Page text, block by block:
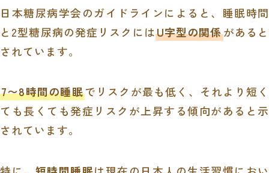
日本糖尿病学会のガイドラインによると、睡眠時間
と2型糖尿病の発症リスクにはU字型の関係があると
されています。
7〜8時間の睡眠でリスクが最も低く、それより短く
ても長くても発症リスクが上昇する傾向があると示
されています。